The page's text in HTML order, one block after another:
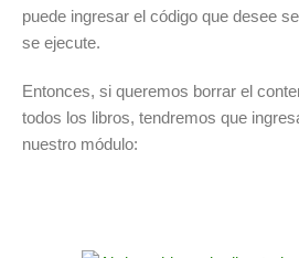
puede ingresar el código que desee
se ejecute.
Entonces, si queremos borrar el
todos los libros, tendremos que
nuestro módulo: